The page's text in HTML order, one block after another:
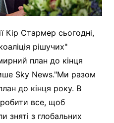
Кір Стармер сьогодні,
рішучих"
план до кінця
Sky News."Ми разом
до кінця року. В
все, щоб
зняті з глобальних